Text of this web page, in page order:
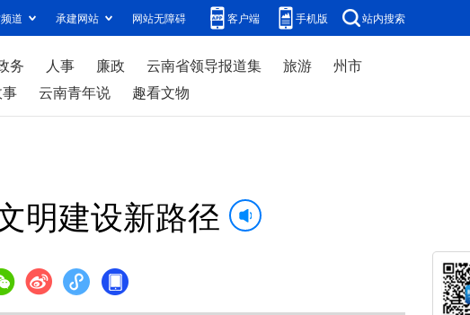
道 承建网站 网站无障碍 客户端 手机版 站内搜索
务 人事 廉政 云南省领导报道集 旅游
州市
云南青年说 趣看文物
明建设新路径